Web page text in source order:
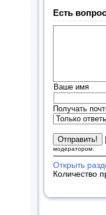
Есть
Ваше имя
Получать
модератором.
Открыть
Количество